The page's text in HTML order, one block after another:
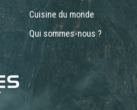
Cuisine du monde
Qui sommes-nous ?